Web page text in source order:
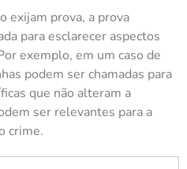
exijam prova, a prova
para esclarecer aspectos
exemplo, em um caso de
podem ser chamadas para
que não alteram a
ser relevantes para a
crime.